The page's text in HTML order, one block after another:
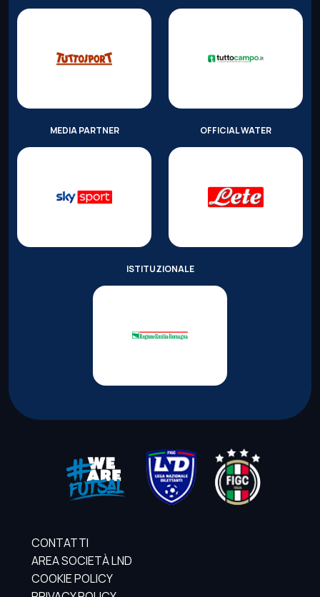
MEDIA PARTNER OFFICIAL WATER
ISTITUZIONALE
CONTATTI
AREA SOCIETÀ LND
COOKIE POLICY